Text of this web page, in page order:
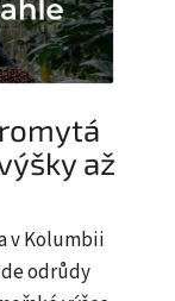
až
v Kolumbii
odrůdy